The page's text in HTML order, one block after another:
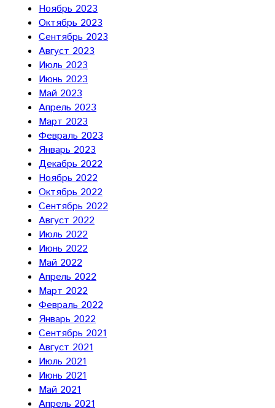
Ноябрь 2023
Октябрь 2023
Сентябрь 2023
Август 2023
Июль 2023
Июнь 2023
Май 2023
Апрель 2023
Март 2023
Февраль 2023
Январь 2023
Декабрь 2022
Ноябрь 2022
Октябрь 2022
Сентябрь 2022
Август 2022
Июль 2022
Июнь 2022
Май 2022
Апрель 2022
Март 2022
Февраль 2022
Январь 2022
Сентябрь 2021
Август 2021
Июль 2021
Июнь 2021
Май 2021
Апрель 2021